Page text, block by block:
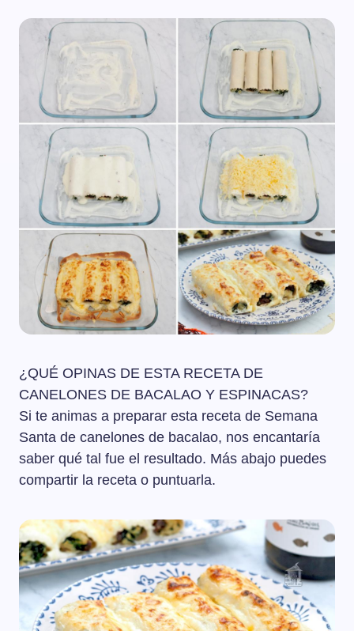
¿QUÉ OPINAS DE ESTA RECETA DE
CANELONES DE BACALAO Y ESPINACAS?
Si te animas a preparar esta receta de Semana
Santa de canelones de bacalao, nos encantaría
saber qué tal fue el resultado. Más abajo puedes
compartir la receta o puntuarla.